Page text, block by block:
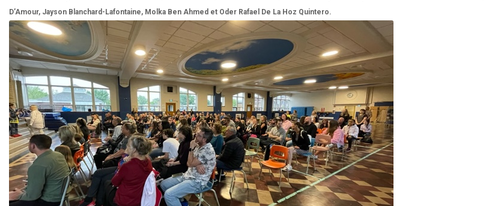
D’Amour, Jayson Blanchard-Lafontaine, Molka Ben Ahmed et Oder Rafael De La Hoz Quintero.